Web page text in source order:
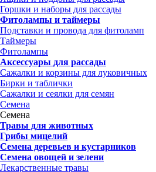
Горшки и наборы для рассады
Фитолампы и таймеры
Подставки и провода для фитоламп
Таймеры
Фитолампы
Аксессуары для рассады
Сажалки и корзины для луковичных
Бирки и таблички
Сажалки и сеялки для семян
Семена
Семена
Травы для животных
Грибы мицелий
Семена деревьев и кустарников
Семена овощей и зелени
Лекарственные травы